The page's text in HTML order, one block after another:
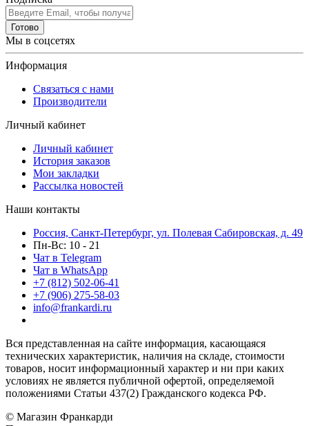
Готово
Мы в соцсетях
Информация
Связаться с нами
Производители
Личный кабинет
Личный кабинет
История заказов
Мои закладки
Рассылка новостей
Наши контакты
Россия, Санкт-Петербург, ул. Полевая Сабировская, д. 49
Пн-Вс: 10 - 21
Чат в Telegram
Чат в WhatsApp
+7 (812) 502-06-41
+7 (906) 275-58-03
info@frankardi.ru
Вся представленная на сайте информация, касающаяся
технических характеристик, наличия на складе, стоимости
товаров, носит информационный характер и ни при каких
условиях не является публичной офертой, определяемой
положениями Статьи 437(2) Гражданского кодекса РФ.
© Магазин Франкарди